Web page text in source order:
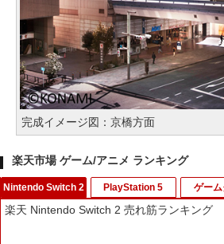
完成イメージ図：京橋方面
楽天市場 ゲーム/アニメ ランキング
Nintendo Switch 2
楽天 Nintendo Switch 2 売れ筋ランキング
PlayStation 5 ゲー